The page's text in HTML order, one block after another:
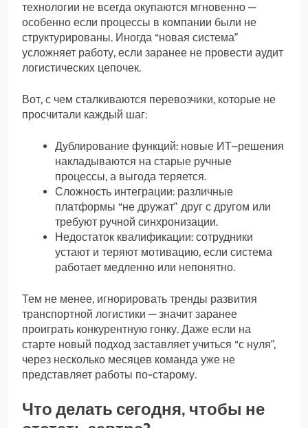
технологии не всегда окупаются мгновенно —
особенно если процессы в компании были не
структурированы. Иногда “новая система”
усложняет работу, если заранее не провести аудит
логистических цепочек.
Вот, с чем сталкиваются перевозчики, которые не
просчитали каждый шаг:
Дублирование функций: новые ИТ–решения
накладываются на старые ручные
процессы, а выгода теряется.
Сложность интеграции: различные
платформы “не дружат” друг с другом или
требуют ручной синхронизации.
Недостаток квалификации: сотрудники
устают и теряют мотивацию, если система
работает медленно или непонятно.
Тем не менее, игнорировать тренды развития
транспортной логистики — значит заранее
проиграть конкурентную гонку. Даже если на
старте новый подход заставляет учиться “с нуля”,
через несколько месяцев команда уже не
представляет работы по-старому.
Что делать сегодня, чтобы не